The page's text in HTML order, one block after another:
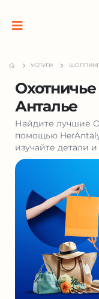
УСЛУГИ ШОППИНГ
Анталье
Найдите лучшие
помощью
изучайте детали